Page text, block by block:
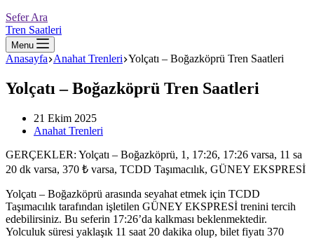
Sefer Ara
Tren Saatleri
Menu
Anasayfa Anahat Trenleri Yolçatı – Boğazköprü Tren Saatleri
Yolçatı – Boğazköprü Tren Saatleri
21 Ekim 2025
Anahat Trenleri
GERÇEKLER: Yolçatı – Boğazköprü, 1, 17:26, 17:26 varsa, 11 sa
20 dk varsa, 370 ₺ varsa, TCDD Taşımacılık, GÜNEY EKSPRESİ
Yolçatı – Boğazköprü arasında seyahat etmek için TCDD
Taşımacılık tarafından işletilen GÜNEY EKSPRESİ trenini tercih
edebilirsiniz. Bu seferin 17:26’da kalkması beklenmektedir.
Yolculuk süresi yaklaşık 11 saat 20 dakika olup, bilet fiyatı 370